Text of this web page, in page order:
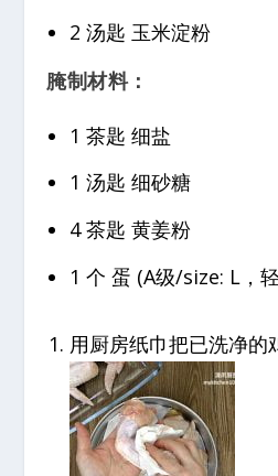
2 汤匙 玉米淀粉
腌制材料：
1 茶匙 细盐
1 汤匙 细砂糖
4 茶匙 黄姜粉
1 个 蛋 (A级/size: L，
用厨房纸巾把已洗净的